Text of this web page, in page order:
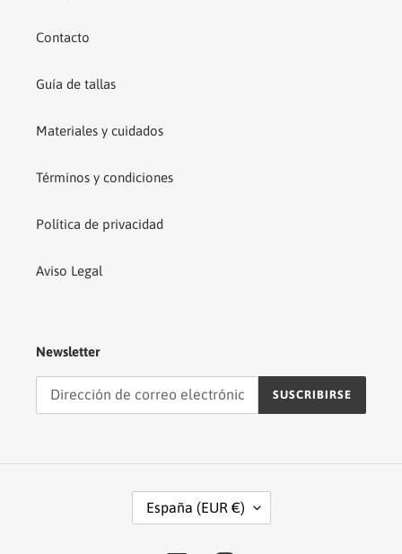
Contacto
Guía de tallas
Materiales y cuidados
Términos y condiciones
Política de privacidad
Aviso Legal
Newsletter
SUSCRIBIRSE
España (EUR €)